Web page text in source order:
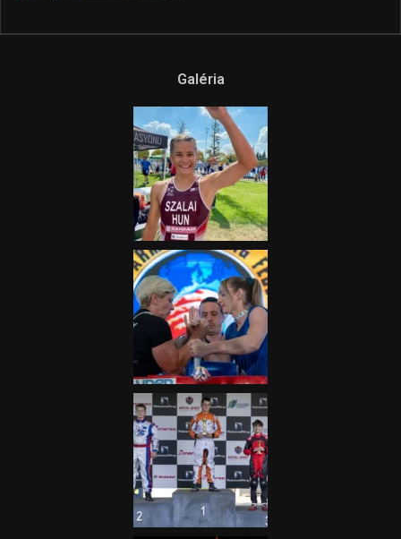
Galéria